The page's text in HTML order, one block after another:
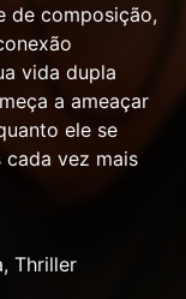
de composição,
vida dupla
a ameaçar
ele se
cada vez mais
Thriller